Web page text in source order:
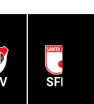
SFE